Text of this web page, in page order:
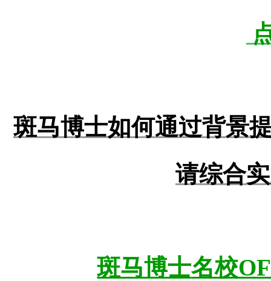
斑马博士如何通过背景
请综合
斑马博士名校OF